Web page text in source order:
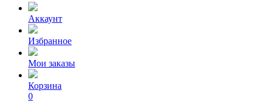
Аккаунт
Избранное
Мои заказы
Корзина
0